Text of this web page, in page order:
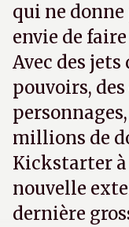
qui ne
envie de
Avec des jets
pouvoirs,
millions de
Kickstarter à
nouvelle
dernière